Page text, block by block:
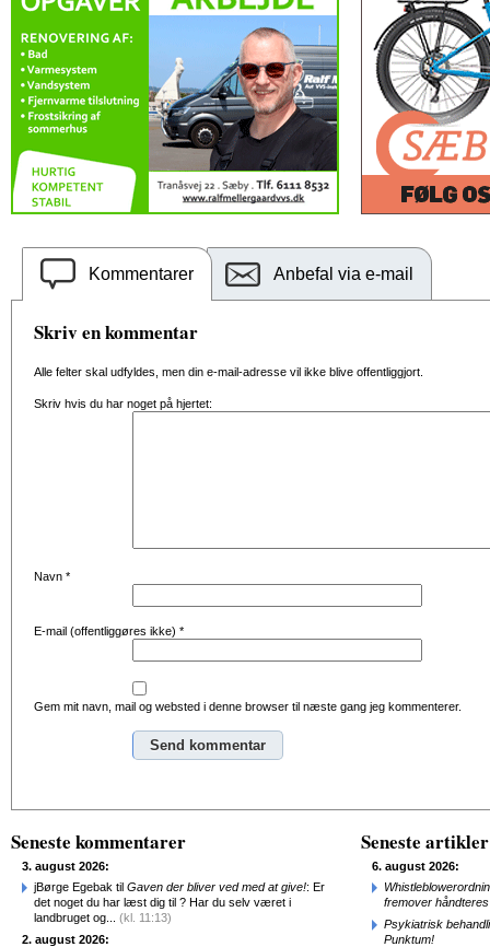
Kommentarer Anbefal via e-mail
Skriv en kommentar
Alle felter skal udfyldes, men din e-mail-adresse vil ikke blive offentliggjort.
Skriv hvis du har noget på hjertet:
Navn *
E-mail (offentliggøres ikke) *
Gem mit navn, mail og websted i denne browser til næste gang jeg kommenterer.
Seneste kommentarer
3. august 2026:
jBørge Egebak til Gaven der bliver ved med at give!: Er
det noget du har læst dig til ? Har du selv været i
landbruget og... (kl. 11:13)
2. august 2026:
Seneste artikler
6. august 2026:
fremover
Psykiatrisk
Punktum!